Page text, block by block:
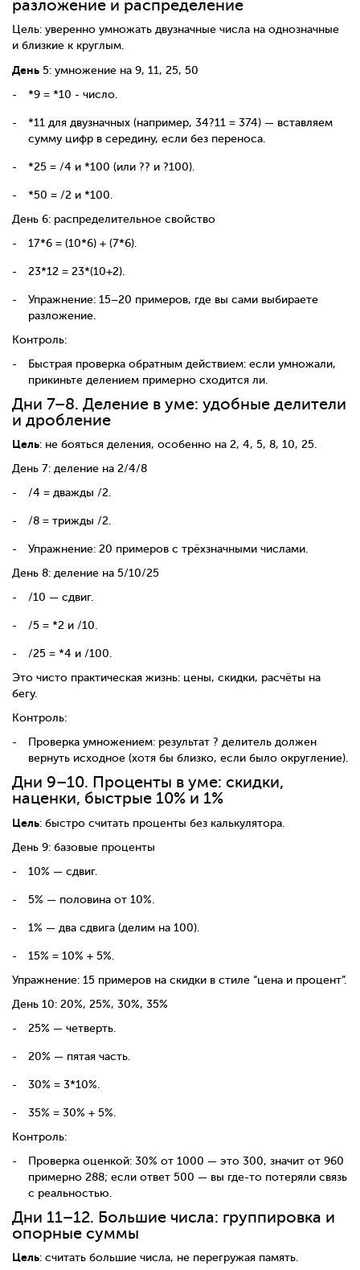
разложение и распределение
Цель: уверенно умножать двузначные числа на однозначные
и близкие к круглым.
День 5: умножение на 9, 11, 25, 50
*9 = *10 - число.
*11 для двузначных (например, 34?11 = 374) — вставляем
сумму цифр в середину, если без переноса.
*25 = /4 и *100 (или ?? и ?100).
*50 = /2 и *100.
День 6: распределительное свойство
17*6 = (10*6) + (7*6).
23*12 = 23*(10+2).
Упражнение: 15–20 примеров, где вы сами выбираете
разложение.
Контроль:
Быстрая проверка обратным действием: если умножали,
прикиньте делением примерно сходится ли.
Дни 7–8. Деление в уме: удобные делители
и дробление
Цель: не бояться деления, особенно на 2, 4, 5, 8, 10, 25.
День 7: деление на 2/4/8
/4 = дважды /2.
/8 = трижды /2.
Упражнение: 20 примеров с трёхзначными числами.
День 8: деление на 5/10/25
/10 — сдвиг.
/5 = *2 и /10.
/25 = *4 и /100.
Это чисто практическая жизнь: цены, скидки, расчёты на
бегу.
Контроль:
Проверка умножением: результат ? делитель должен
вернуть исходное (хотя бы близко, если было округление).
Дни 9–10. Проценты в уме: скидки,
наценки, быстрые 10% и 1%
Цель: быстро считать проценты без калькулятора.
День 9: базовые проценты
10% — сдвиг.
5% — половина от 10%.
1% — два сдвига (делим на 100).
15% = 10% + 5%.
Упражнение: 15 примеров на скидки в стиле “цена и процент”.
День 10: 20%, 25%, 30%, 35%
25% — четверть.
20% — пятая часть.
30% = 3*10%.
35% = 30% + 5%.
Контроль:
Проверка оценкой: 30% от 1000 — это 300, значит от 960
примерно 288; если ответ 500 — вы где-то потеряли связь
с реальностью.
Дни 11–12. Большие числа: группировка и
опорные суммы
Цель: считать большие числа, не перегружая память.